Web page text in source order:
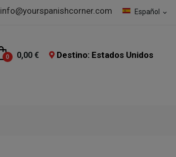
Español expand_more
info@yourspanishcorner.com
0 0,00 € Destino: Estados Unidos